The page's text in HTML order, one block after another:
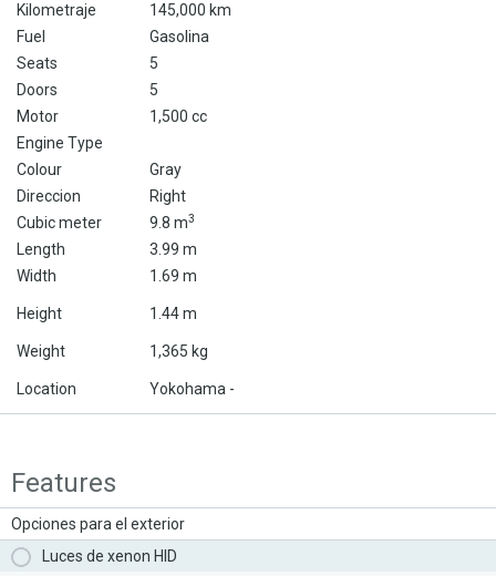
Kilometraje
145,000 km
Fuel
Gasolina
Seats
5
Doors
5
Motor
1,500 cc
Engine Type
Colour
Gray
Direccion
Right
Cubic meter
9.8 m3
Length
3.99 m
Width
1.69 m
Height 1.44 m
Weight 1,365 kg
Location Yokohama -
Features
Opciones para el exterior
Luces de xenon HID